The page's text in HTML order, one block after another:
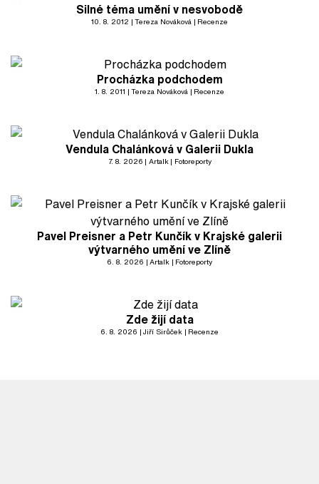
Silné téma umění v nesvobodě
10. 8. 2012 Tereza Nováková Recenze
Procházka podchodem
1. 8. 2011 Tereza Nováková Recenze
Vendula Chalánková v Galerii Dukla
7. 8. 2026 Artalk Fotoreporty
Pavel Preisner a Petr Kunčík v Krajské galerii
výtvarného umění ve Zlíně
6. 8. 2026 Artalk Fotoreporty
Zde žijí data
6. 8. 2026 Jiří Sirůček Recenze